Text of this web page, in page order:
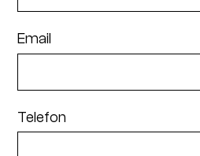
Email
Telefon